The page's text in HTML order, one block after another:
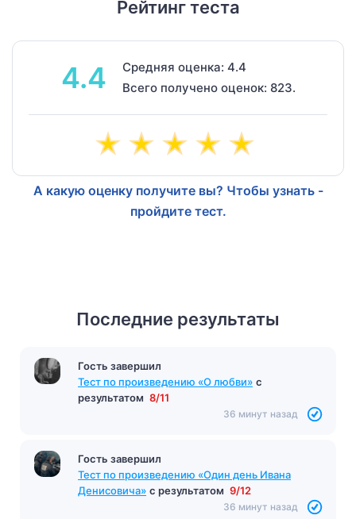
Рейтинг теста
4.4
Средняя оценка: 4.4
Всего получено оценок: 823.
А какую оценку получите вы? Чтобы узнать -
пройдите тест.
Последние результаты
Гость завершил
Тест по произведению «О любви» с
результатом 8/11
36 минут назад
Гость завершил
Тест по произведению «Один день Ивана
Денисовича» с результатом 9/12
36 минут назад